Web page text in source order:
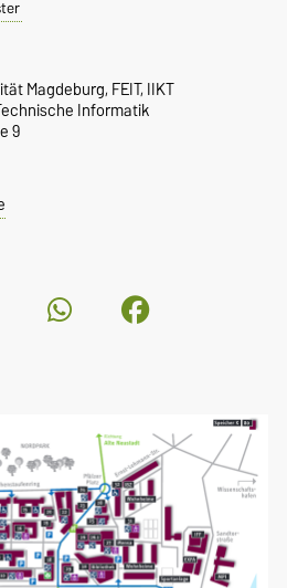
Magdeburg, FEIT, IIKT
Informatik
9